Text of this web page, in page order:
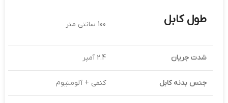
طول کابل 100 سانتی متر
شدت جریان 2.4 آمپر
جنس بدنه کابل کنفی + آلومنیوم